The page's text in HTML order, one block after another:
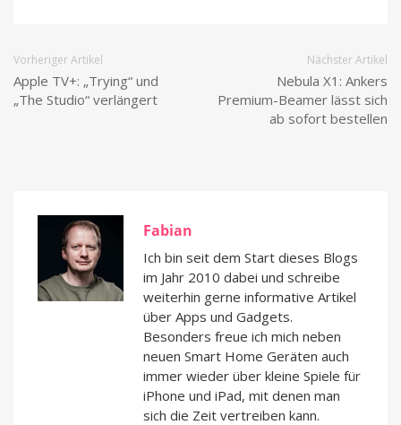
Vorheriger Artikel
Apple TV+: „Trying“ und
„The Studio“ verlängert
Nächster Artikel
Nebula X1: Ankers
Premium-Beamer lässt sich
ab sofort bestellen
Fabian
Ich bin seit dem Start dieses Blogs
im Jahr 2010 dabei und schreibe
weiterhin gerne informative Artikel
über Apps und Gadgets.
Besonders freue ich mich neben
neuen Smart Home Geräten auch
immer wieder über kleine Spiele für
iPhone und iPad, mit denen man
sich die Zeit vertreiben kann.